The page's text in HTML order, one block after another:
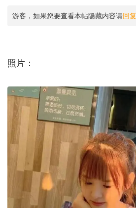
游客，如果您要查看本帖隐藏内容请回复
照片：